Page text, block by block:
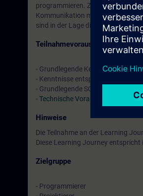
programmieren. Zusätzlich können
Kommunikation mit
sind in der Lage diese oder eigene
Teilnahmevoraussetzung
- Grundlegende Kenntnisse in
- Kenntnisse entsprechend dem
- Grundlegende SCL-Kenntnisse
-Technische Voraussetzung
Hinweise
Die Teilnahme an der Learning
Diese Learning Journey
Zielgruppe
- Programmierer